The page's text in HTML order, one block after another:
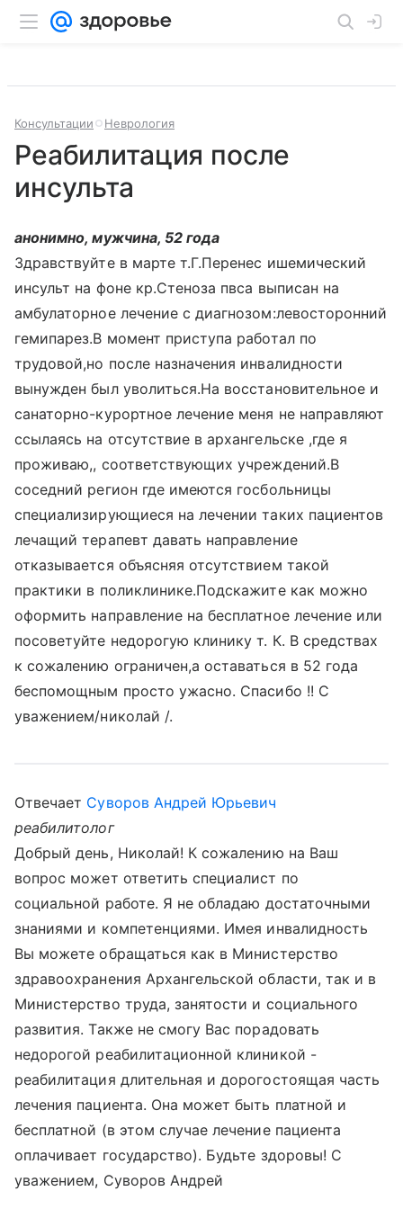
Консультации Неврология
Реабилитация после
инсульта
анонимно, мужчина, 52 года
Здравствуйте в марте т.Г.Перенес ишемический
инсульт на фоне кр.Стеноза пвса выписан на
амбулаторное лечение с диагнозом:левосторонний
гемипарез.В момент приступа работал по
трудовой,но после назначения инвалидности
вынужден был уволиться.На восстановительное и
санаторно-курортное лечение меня не направляют
ссылаясь на отсутствие в архангельске ,где я
проживаю,, соответствующих учреждений.В
соседний регион где имеются госбольницы
специализирующиеся на лечении таких пациентов
лечащий терапевт давать направление
отказывается объясняя отсутствием такой
практики в поликлинике.Подскажите как можно
оформить направление на бесплатное лечение или
посоветуйте недорогую клинику т. К. В средствах
к сожалению ограничен,а оставаться в 52 года
беспомощным просто ужасно. Спасибо !! С
уважением/николай /.
Отвечает Суворов Андрей Юрьевич
реабилитолог
Добрый день, Николай! К сожалению на Ваш
вопрос может ответить специалист по
социальной работе. Я не обладаю достаточными
знаниями и компетенциями. Имея инвалидность
Вы можете обращаться как в Министерство
здравоохранения Архангельской области, так и в
Министерство труда, занятости и социального
развития. Также не смогу Вас порадовать
недорогой реабилитационной клиникой -
реабилитация длительная и дорогостоящая часть
лечения пациента. Она может быть платной и
бесплатной (в этом случае лечение пациента
оплачивает государство). Будьте здоровы! С
уважением, Суворов Андрей